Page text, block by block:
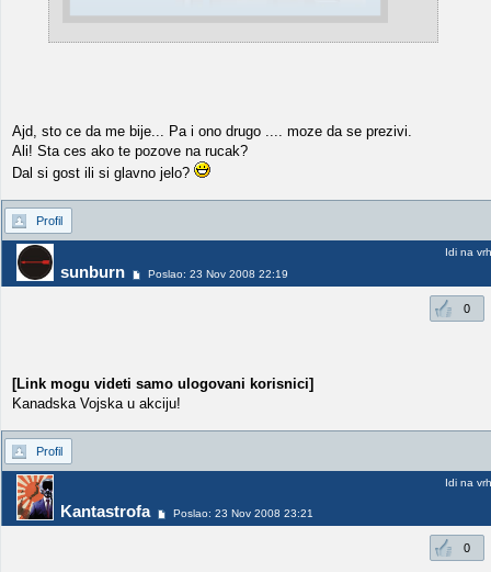
Ajd, sto ce da me bije... Pa i ono drugo .... moze da se prezivi.
Ali! Sta ces ako te pozove na rucak?
Dal si gost ili si glavno jelo?
Profil
sunburn Poslao: 23 Nov 2008 22:19
Idi na vrh
0
[Link mogu videti samo ulogovani korisnici]
Kanadska Vojska u akciju!
Profil
Kantastrofa Poslao: 23 Nov 2008 23:21
Idi na vrh
0